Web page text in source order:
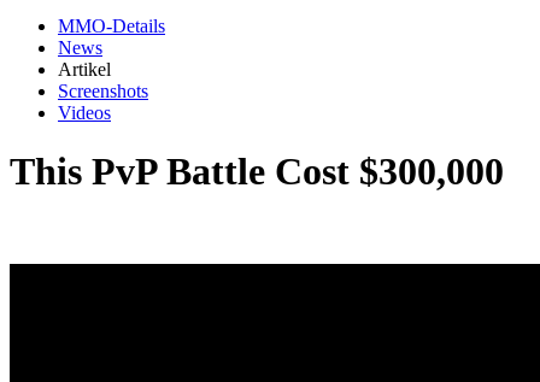
MMO-Details
News
Artikel
Screenshots
Videos
This PvP Battle Cost $300,000